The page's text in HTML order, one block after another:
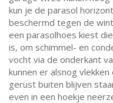
kun je de parasol
beschermd tegen de
een parasolhoes kiest
is, om schimmel- en
vocht via de onderkant
kunnen er alsnog
gerust buiten blijven
even in een hoekje